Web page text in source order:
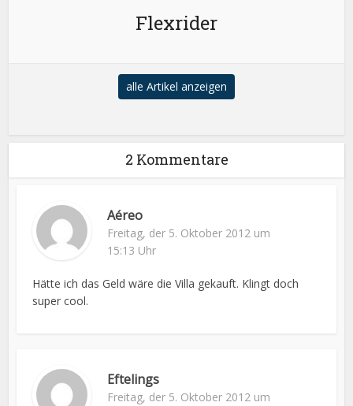
Flexrider
alle Artikel anzeigen
2 Kommentare
Aéreo
Freitag, der 5. Oktober 2012 um
15:13 Uhr
Hätte ich das Geld wäre die Villa gekauft. Klingt doch
super cool.
Eftelings
Freitag, der 5. Oktober 2012 um